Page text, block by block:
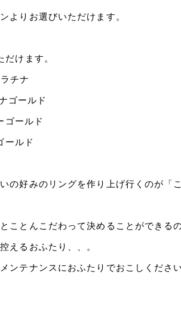
よりお選びいただけます。
けます。
チナ
ゴールド
ゴールド
ールド
の好みのリングを作り上げ行くのが「
ことんこだわって決めることができる
えるおふたり、、。
ンテナンスにおふたりでおこしくださ